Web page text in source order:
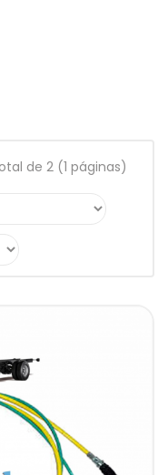
de 2 (1 páginas)